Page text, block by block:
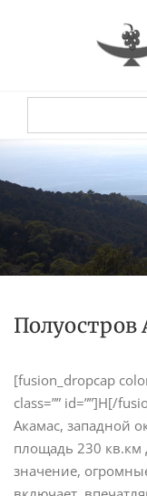
Полуостров
[fusion_dropcap
class=”” id=””]Н[/
Акамас, западной
площадь 230 кв.км
значение,